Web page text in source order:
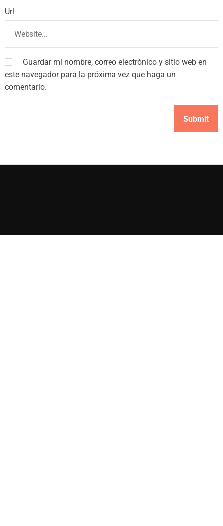
Url
Guardar mi nombre, correo electrónico y sitio web en
este navegador para la próxima vez que haga un
comentario.